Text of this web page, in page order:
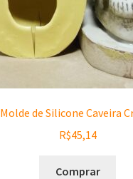
Molde de Silicone Caveira
R$45,14
Comprar